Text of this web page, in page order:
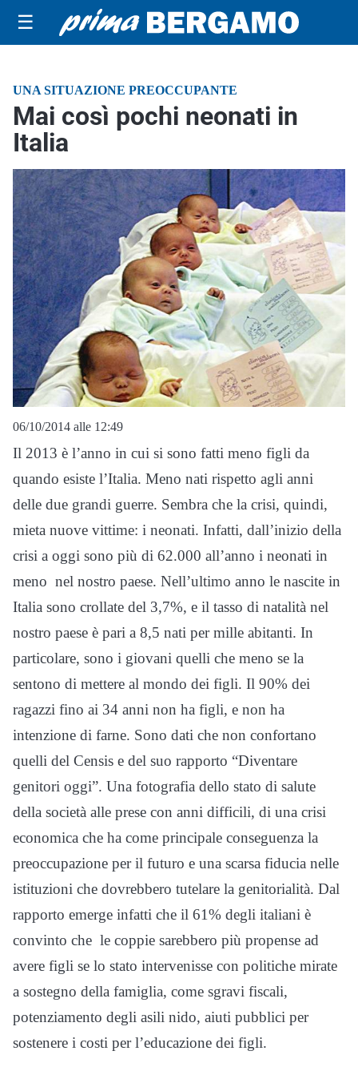
☰
UNA SITUAZIONE PREOCCUPANTE
Mai così pochi neonati in
Italia
06/10/2014 alle 12:49
Il 2013 è l’anno in cui si sono fatti meno figli da
quando esiste l’Italia. Meno nati rispetto agli anni
delle due grandi guerre. Sembra che la crisi, quindi,
mieta nuove vittime: i neonati. Infatti, dall’inizio della
crisi a oggi sono più di 62.000 all’anno i neonati in
meno nel nostro paese. Nell’ultimo anno le nascite in
Italia sono crollate del 3,7%, e il tasso di natalità nel
nostro paese è pari a 8,5 nati per mille abitanti. In
particolare, sono i giovani quelli che meno se la
sentono di mettere al mondo dei figli. Il 90% dei
ragazzi fino ai 34 anni non ha figli, e non ha
intenzione di farne. Sono dati che non confortano
quelli del Censis e del suo rapporto “Diventare
genitori oggi”. Una fotografia dello stato di salute
della società alle prese con anni difficili, di una crisi
economica che ha come principale conseguenza la
preoccupazione per il futuro e una scarsa fiducia nelle
istituzioni che dovrebbero tutelare la genitorialità. Dal
rapporto emerge infatti che il 61% degli italiani è
convinto che le coppie sarebbero più propense ad
avere figli se lo stato intervenisse con politiche mirate
a sostegno della famiglia, come sgravi fiscali,
potenziamento degli asili nido, aiuti pubblici per
sostenere i costi per l’educazione dei figli.